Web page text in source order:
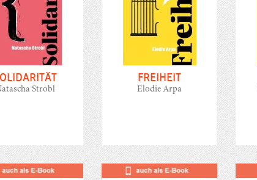
Strobl
FREIHEIT
Elodie Arpa